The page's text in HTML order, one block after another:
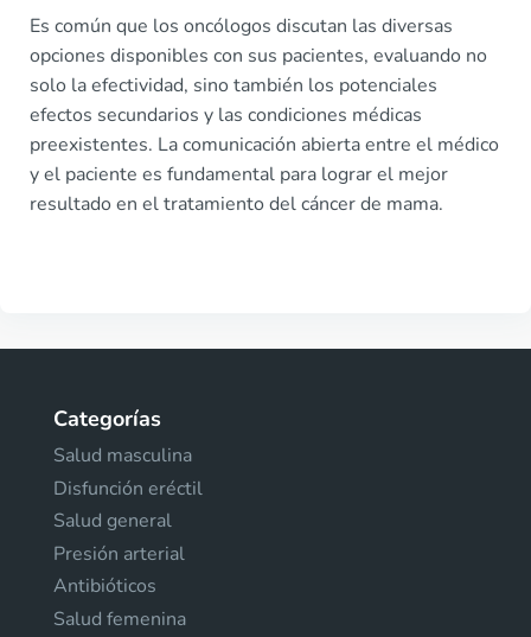
Es común que los oncólogos discutan las diversas
opciones disponibles con sus pacientes, evaluando no
solo la efectividad, sino también los potenciales
efectos secundarios y las condiciones médicas
preexistentes. La comunicación abierta entre el médico
y el paciente es fundamental para lograr el mejor
resultado en el tratamiento del cáncer de mama.
Categorías
Salud masculina
Disfunción eréctil
Salud general
Presión arterial
Antibióticos
Salud femenina